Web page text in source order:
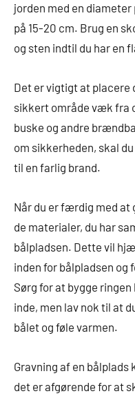
jorden med en diameter
på 15-20 cm. Brug en
og sten indtil du har en
Det er vigtigt at placere
sikkert område væk fra
buske og andre
om sikkerheden, skal
til en farlig brand.
Når du er færdig med at
de materialer, du har
bålpladsen. Dette vil
inden for bålpladsen og
Sørg for at bygge
inde, men lav nok til at
bålet og føle varmen.
Gravning af en
det er afgørende for at